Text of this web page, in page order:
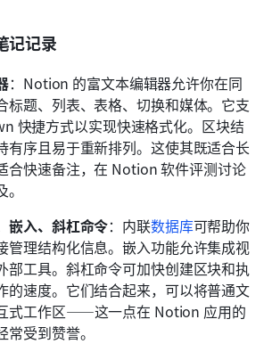
记记录
：Notion 的富文本编辑器允许你在同
标题、列表、表格、切换和媒体。它支
快捷方式以实现快速格式化。区块结
有序且易于重新排列。这使其既适合长
合快速备注，在 Notion 软件评测讨论
嵌入、斜杠命令：内联数据库可帮助你
管理结构化信息。嵌入功能允许集成视
部工具。斜杠命令可加快创建区块和执
的速度。它们结合起来，可以将普通文
式工作区——这一点在 Notion 应用的
受到赞誉。